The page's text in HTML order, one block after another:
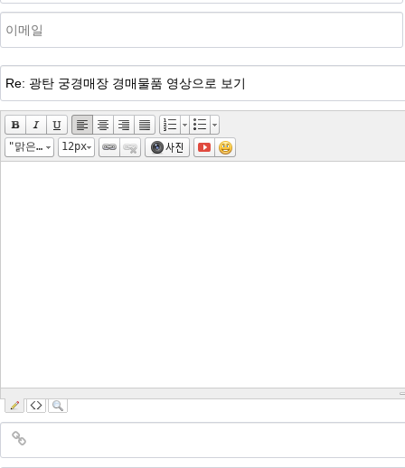
"맑은 고딕", "Malgun Gothic", gulim 12px